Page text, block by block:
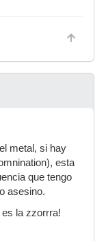
metal, si hay
esta
que tengo
asesino.
la zzorrra!